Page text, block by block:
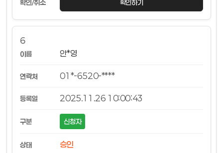
확인하기
6
안*영
01*-6520-****
2025.11.26 10:00:43
신청자
승인